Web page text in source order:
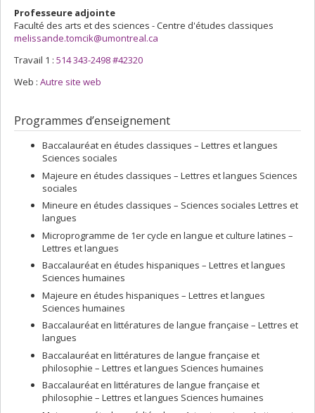
Professeure adjointe
Faculté des arts et des sciences - Centre d'études classiques
melissande.tomcik@umontreal.ca
Travail 1 : 514 343-2498 #42320
Web : Autre site web
Programmes d’enseignement
Baccalauréat en études classiques – Lettres et langues
Sciences sociales
Majeure en études classiques – Lettres et langues Sciences
sociales
Mineure en études classiques – Sciences sociales Lettres et
langues
Microprogramme de 1er cycle en langue et culture latines –
Lettres et langues
Baccalauréat en études hispaniques – Lettres et langues
Sciences humaines
Majeure en études hispaniques – Lettres et langues
Sciences humaines
Baccalauréat en littératures de langue française – Lettres et
langues
Baccalauréat en littératures de langue française et
philosophie – Lettres et langues Sciences humaines
Baccalauréat en littératures de langue française et
philosophie – Lettres et langues Sciences humaines